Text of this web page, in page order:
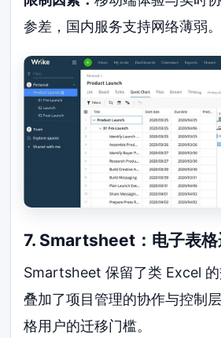
参差，国内服务支持网络薄弱。
7. Smartsheet：电子表格
Smartsheet 保留了类 Excel
叠加了项目管理的协作与控制
格用户的迁移门槛。